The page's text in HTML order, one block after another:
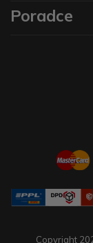
Poradce
Copyright